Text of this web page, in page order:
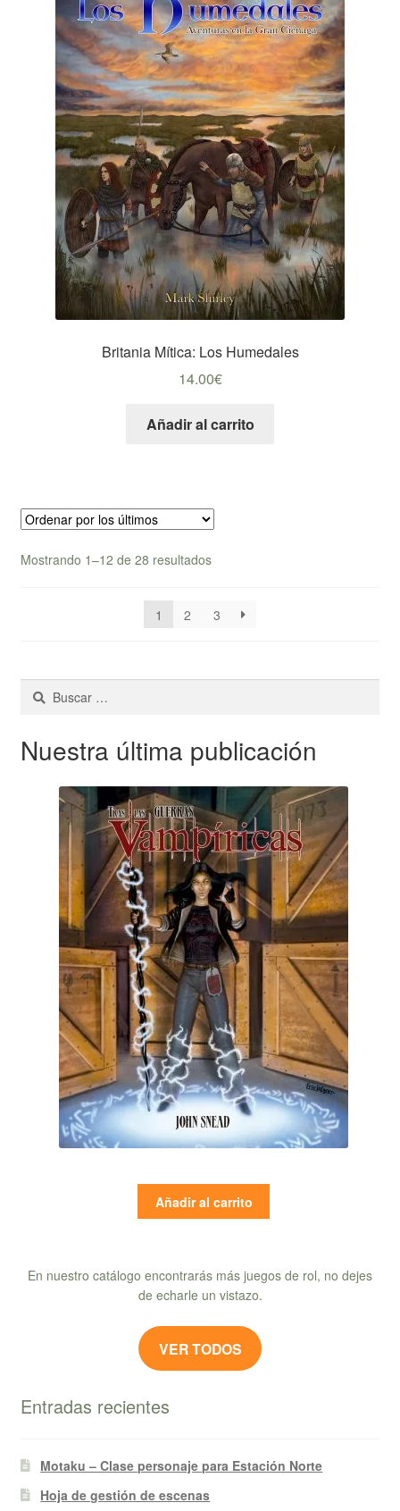
Britania Mítica: Los Humedales
14.00€
Añadir al carrito
Mostrando 1–12 de 28 resultadosOrdenado
últimos
1 2 3
Buscar:
Nuestra última publicación
Añadir al carrito
En nuestro catálogo encontrarás más juegos de rol, no dejes
de echarle un vistazo.
VER TODOS
Entradas recientes
Motaku – Clase personaje para Estación Norte
Hoja de gestión de escenas